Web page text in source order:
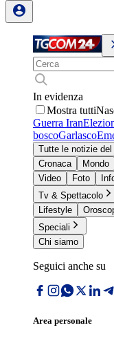
In evidenza
Mostra tutti
Guerra Iran
boscoGarlasco
Tutte le notizie del
Cronaca
Mondo
Video
Foto
Tv & Spettacolo
Lifestyle
Speciali
Chi siamo
Seguici anche su
Area personale